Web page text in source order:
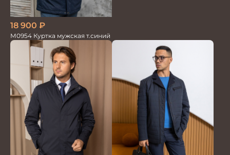
18 900 ₽
М0954 Куртка мужская т.синий